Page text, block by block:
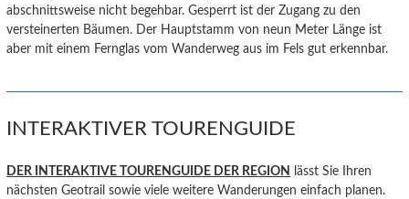
abschnittsweise nicht begehbar. Gesperrt ist der Zugang zu den
versteinerten Bäumen. Der Hauptstamm von neun Meter Länge ist
aber mit einem Fernglas vom Wanderweg aus im Fels gut erkennbar.
INTERAKTIVER TOURENGUIDE
DER INTERAKTIVE TOURENGUIDE DER REGION
lässt Sie Ihren
nächsten Geotrail sowie viele weitere Wanderungen einfach planen.